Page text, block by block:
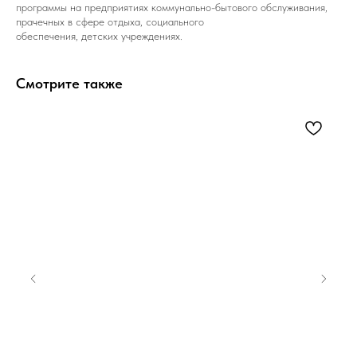
программы на предприятиях коммунально-бытового обслуживания,
прачечных в сфере отдыха, социального
обеспечения, детских учреждениях.
Смотрите также